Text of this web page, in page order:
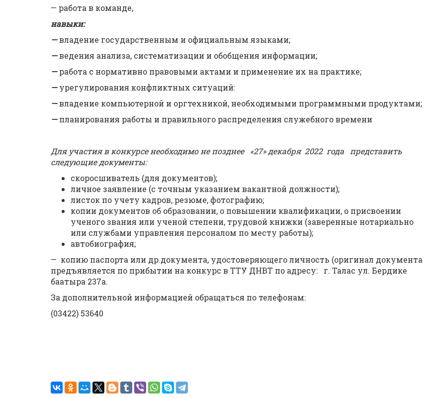
— работа в команде,
навыки:
—владение государственным и официальным языками;
—ведения анализа, систематизации и обобщения информации;
—работа с нормативно правовыми актами и применение их на практике;
—урегулирования конфликтных ситуаций:
—владение компьютерной и оргтехникой, необходимыми программными продуктами;
—планирования работы и правильного распределения служебного времени
Для участия в конкурсе необходимо не позднее «27» декабря 2022 года
представить
следующие документы:
скоросшиватель (для документов);
личное заявление (с точным указанием вакантной должности);
листок по учету кадров, резюме, фотографию;
копии документов об образовании, о повышении квалификации, о присвоении
ученого звания или ученой степени, трудовой книжки (заверенные нотариально
или службами управления персоналом по месту работы);
автобиография;
— копию паспорта или др.документа, удостоверяющего личность (оригинал документа
предъявляется по прибытии на конкурс в ТТУ ДНВТ по адресу: г. Талас ул. Бердике
баатыра 237а.
За дополнительной информацией обращаться по телефонам:
(03422) 53640